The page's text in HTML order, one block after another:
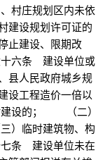
庄规划区内未依
建设规划许可证的
止建设、限期改
六条 建设单位或
县人民政府城乡规
设工程造价一倍以
设的； （二）
临时建筑物、构
条 建设单位未在